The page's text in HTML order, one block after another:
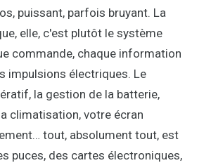
puissant, parfois bruyant. La
elle, c'est plutôt le système
commande, chaque information
impulsions électriques. Le
la gestion de la batterie,
climatisation, votre écran
tout, absolument tout, est
puces, des cartes électroniques,